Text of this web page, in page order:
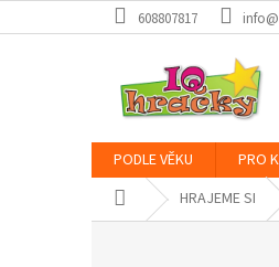
na
608807817
PODLE VĚKU PRO
Domů HRAJEME SI